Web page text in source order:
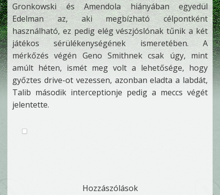
Gronkowski és Amendola hiányában egyedül
Edelman az, aki megbízható célpontként
használható, ez pedig elég vészjóslónak tűnik a két
játékos sérülékenységének ismeretében. A
mérkőzés végén Geno Smithnek csak úgy, mint
amúlt héten, ismét meg volt a lehetősége, hogy
győztes drive-ot vezessen, azonban eladta a labdát,
Talib második interceptionje pedig a meccs végét
jelentette.
Hozzászólások